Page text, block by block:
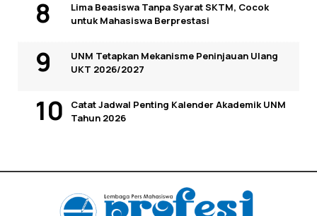
Lima Beasiswa Tanpa Syarat SKTM, Cocok
untuk Mahasiswa Berprestasi
UNM Tetapkan Mekanisme Peninjauan Ulang
UKT 2026/2027
Catat Jadwal Penting Kalender Akademik UNM
Tahun 2026